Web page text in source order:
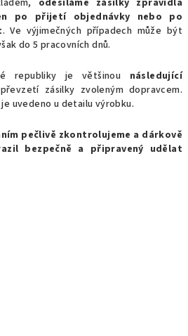
odesíláme zásilky zpravidla
po přijetí objednávky nebo po
. Ve výjimečných případech může být
do 5 pracovních dnů.
republiky je většinou následující
zásilky zvoleným dopravcem.
uvedeno u detailu výrobku.
pečlivě zkontrolujeme a dárkově
bezpečně a připravený udělat